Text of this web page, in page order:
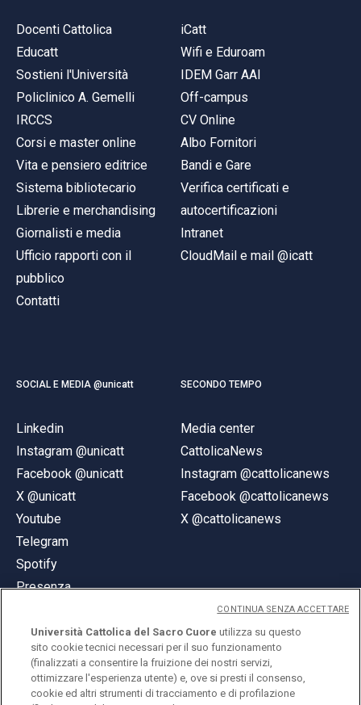
Docenti Cattolica
Educatt
Sostieni l'Università
Policlinico A. Gemelli
IRCCS
Corsi e master online
Vita e pensiero editrice
Sistema bibliotecario
Librerie e merchandising
Giornalisti e media
Ufficio rapporti con il
pubblico
Contatti
iCatt
Wifi e Eduroam
IDEM Garr AAI
Off-campus
CV Online
Albo Fornitori
Bandi e Gare
Verifica certificati e
autocertificazioni
Intranet
CloudMail e mail @icatt
SOCIAL E MEDIA @unicatt
Linkedin
Instagram @unicatt
Facebook @unicatt
X @unicatt
Youtube
Telegram
Spotify
Presenza
SECONDO TEMPO
Media center
CattolicaNews
Instagram @cattolicanews
Facebook @cattolicanews
X @cattolicanews
© Università Cattolica del Sacro Cuore
Università Cattolica del Sacro Cuore utilizza su questo
sito cookie tecnici necessari per il suo funzionamento
(finalizzati a consentire la fruizione dei nostri servizi,
ottimizzare l'esperienza utente) e, ove si presti il consenso,
cookie ed altri strumenti di tracciamento e di profilazione
CONTINUA SENZA ACCETTARE